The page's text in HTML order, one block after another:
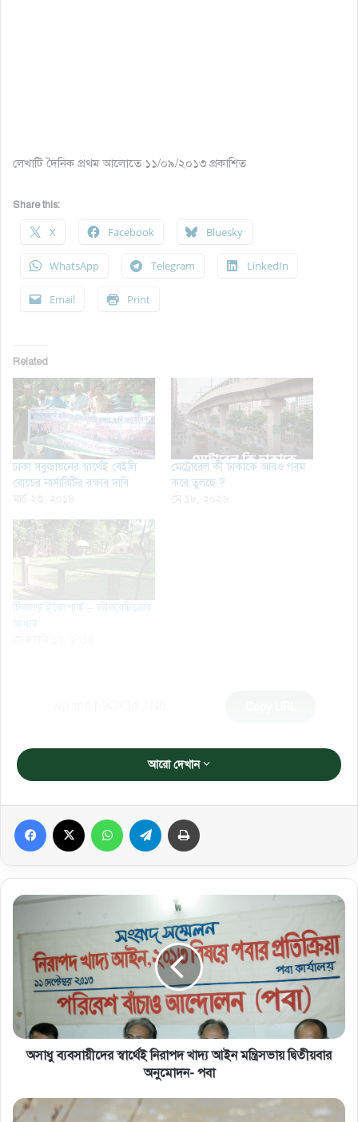
লেখাটি দৈনিক প্রথম আলোতে ১১/০৯/২০১৩ প্রকাশিত
Share this:
X Facebook Bluesky
WhatsApp Telegram LinkedIn
Email Print
Related
ঢাকা সবুজায়নের স্বার্থেই বেইলি
রোডের নার্সারিটির রক্ষার দাবি
মেট্রোরেল কী ঢাকাকে আরও গরম
করে তুলছে ?
টিলাগড় ইকোপার্ক – জীববৈচিত্র্যের
আরো দেখান
অসাধু ব্যবসায়ীদের স্বার্থেই নিরাপদ খাদ্য আইন মন্ত্রিসভায় দ্বিতীয়বার
অনুমোদন- পবা